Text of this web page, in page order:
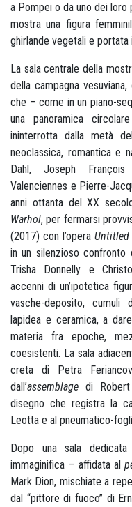
a Pompei o da uno dei
mostra una figura
ghirlande vegetali e
La sala centrale della
della campagna
che – come in un piano-
una panoramica
ininterrotta dalla metà
neoclassica, romantica e
Dahl, Joseph
Valenciennes e Pierre-
anni ottanta del XX
Warhol, per fermarsi
(2017) con l’opera Untitled
in un silenzioso
Trisha Donnelly e
accenni di un’ipotetica
vasche-deposito, cumuli
lapidea e ceramica, a
materia fra epoche,
coesistenti. La sala
creta di Petra
dall’assemblagedi Robert
disegno che registra la
Leotta e al pneumatico-
Dopo una sala
immaginifica – affidata al
Mark Dion, mischiate a
dal “pittore di fuoco” di